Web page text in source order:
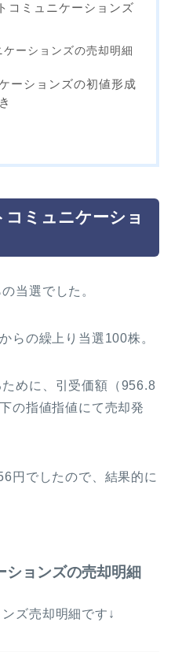
コミュニケーションズ
ーションズの売却明細
ーションズの初値形成
ミュニケーショ
当選でした。
らの繰上り当選100株。
めに、引受価額（956.8
の指値指値にて売却発
円でしたので、結果的に
ションズの売却明細
ズ売却明細です↓